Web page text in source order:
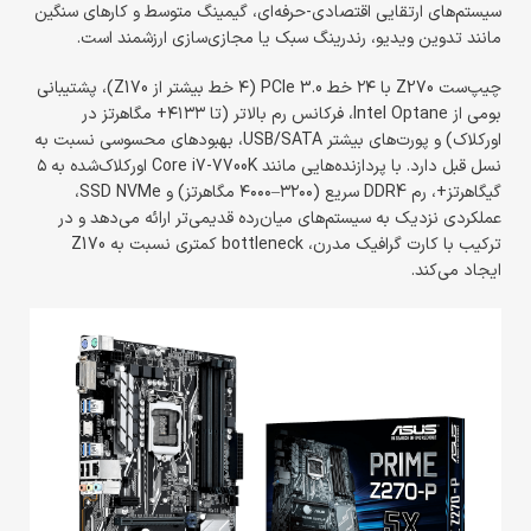
سیستم‌های ارتقایی اقتصادی-حرفه‌ای، گیمینگ متوسط و کارهای سنگین
مانند تدوین ویدیو، رندرینگ سبک یا مجازی‌سازی ارزشمند است.
چیپ‌ست Z270 با ۲۴ خط PCIe 3.0 (۴ خط بیشتر از Z170)، پشتیبانی
بومی از Intel Optane، فرکانس رم بالاتر (تا ۴۱۳۳+ مگاهرتز در
اورکلاک) و پورت‌های بیشتر USB/SATA، بهبودهای محسوسی نسبت به
نسل قبل دارد. با پردازنده‌هایی مانند Core i7-7700K اورکلاک‌شده به ۵
گیگاهرتز+، رم DDR4 سریع (۳۲۰۰–۴۰۰۰ مگاهرتز) و SSD NVMe،
عملکردی نزدیک به سیستم‌های میان‌رده قدیمی‌تر ارائه می‌دهد و در
ترکیب با کارت گرافیک مدرن، bottleneck کمتری نسبت به Z170
ایجاد می‌کند.